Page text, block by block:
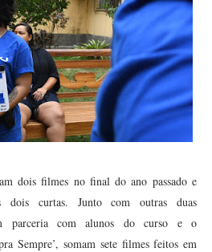
dois filmes no final do ano passado e
dois curtas. Junto com outras duas
parceria com alunos do curso e o
Sempre’, somam sete filmes feitos em